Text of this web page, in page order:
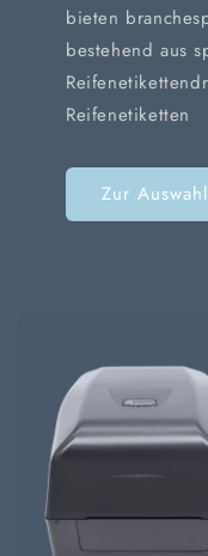
bieten
bestehend aus
Reifenetiketten
Zur Auswahl